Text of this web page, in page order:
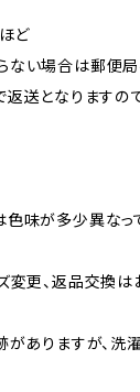
ど
ない場合は郵便
返送となりますの
色味が多少異なっ
変更、返品交換
がありますが、洗